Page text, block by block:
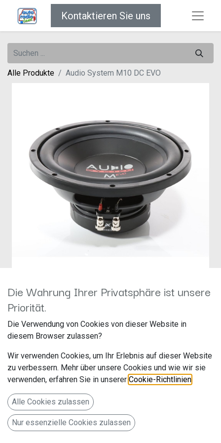
Kontaktieren Sie uns
Alle Produkte Audio System M10 DC EVO
Audio System M10 DC EVO
Hersteller: Audio System
Artikelnummer: M10DCEVO
Falltorstr. 6
76707 Hambrücken
Deutschland www.audio-system.de
250mm Subwoofer 2+2 Ohm
Die Wahrung Ihrer Privatsphäre ist unsere
Priorität.
Die Verwendung von Cookies von dieser Website in
diesem Browser zulassen?
Wir verwenden Cookies, um Ihr Erlebnis auf dieser Website
zu verbessern. Mehr über unsere Cookies und wie wir sie
verwenden, erfahren Sie in unserer Cookie-Richtlinien
Alle Cookies zulassen
Nur essenzielle Cookies zulassen